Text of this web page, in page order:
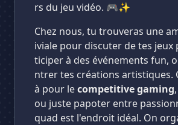
rs du jeu vidéo. 🎮✨
Chez nous, tu trouveras une
iviale pour discuter de tes jeux
ticiper à des événements fun,
ntrer tes créations artistiques.
à pour lecompetitive gaming
ou juste papoter entre
quad est l'endroit idéal. On